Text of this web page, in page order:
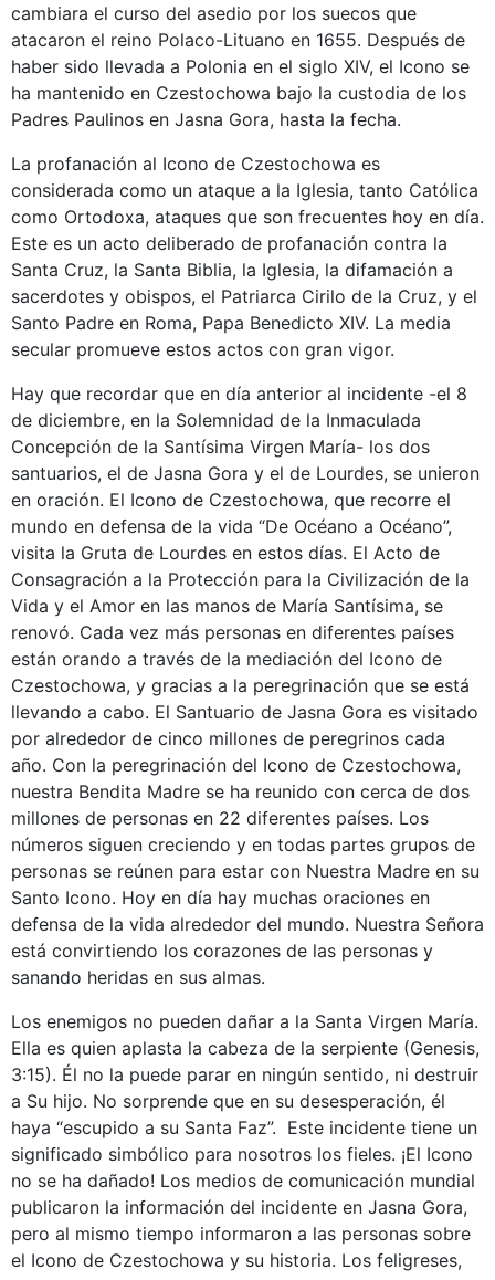
cambiara el curso del asedio por los suecos que
atacaron el reino Polaco-Lituano en 1655. Después de
haber sido llevada a Polonia en el siglo XIV, el Icono se
ha mantenido en Czestochowa bajo la custodia de los
Padres Paulinos en Jasna Gora, hasta la fecha.
La profanación al Icono de Czestochowa es
considerada como un ataque a la Iglesia, tanto Católica
como Ortodoxa, ataques que son frecuentes hoy en día.
Este es un acto deliberado de profanación contra la
Santa Cruz, la Santa Biblia, la Iglesia, la difamación a
sacerdotes y obispos, el Patriarca Cirilo de la Cruz, y el
Santo Padre en Roma, Papa Benedicto XIV. La media
secular promueve estos actos con gran vigor.
Hay que recordar que en día anterior al incidente -el 8
de diciembre, en la Solemnidad de la Inmaculada
Concepción de la Santísima Virgen María- los dos
santuarios, el de Jasna Gora y el de Lourdes, se unieron
en oración. El Icono de Czestochowa, que recorre el
mundo en defensa de la vida “De Océano a Océano”,
visita la Gruta de Lourdes en estos días. El Acto de
Consagración a la Protección para la Civilización de la
Vida y el Amor en las manos de María Santísima, se
renovó. Cada vez más personas en diferentes países
están orando a través de la mediación del Icono de
Czestochowa, y gracias a la peregrinación que se está
llevando a cabo. El Santuario de Jasna Gora es visitado
por alrededor de cinco millones de peregrinos cada
año. Con la peregrinación del Icono de Czestochowa,
nuestra Bendita Madre se ha reunido con cerca de dos
millones de personas en 22 diferentes países. Los
números siguen creciendo y en todas partes grupos de
personas se reúnen para estar con Nuestra Madre en su
Santo Icono. Hoy en día hay muchas oraciones en
defensa de la vida alrededor del mundo. Nuestra Señora
está convirtiendo los corazones de las personas y
sanando heridas en sus almas.
Los enemigos no pueden dañar a la Santa Virgen María.
Ella es quien aplasta la cabeza de la serpiente (Genesis,
3:15). Él no la puede parar en ningún sentido, ni destruir
a Su hijo. No sorprende que en su desesperación, él
haya “escupido a su Santa Faz”. Este incidente tiene un
significado simbólico para nosotros los fieles. ¡El Icono
no se ha dañado! Los medios de comunicación mundial
publicaron la información del incidente en Jasna Gora,
pero al mismo tiempo informaron a las personas sobre
el Icono de Czestochowa y su historia. Los feligreses,